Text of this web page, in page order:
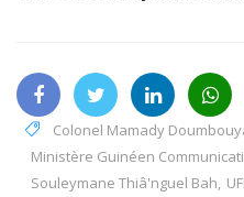
Colonel Mamady
Ministère Guinéen
Souleymane Thiâ'nguel Bah,